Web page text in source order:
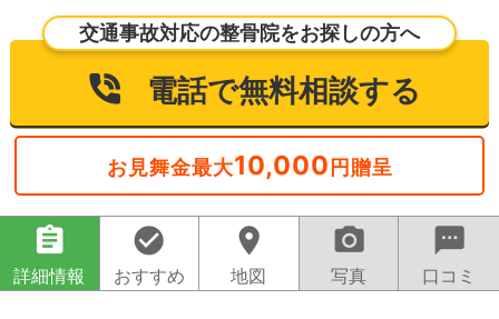
交通事故対応の整骨院をお探しの方へ
電話で無料相談する
お見舞金最大10,000 円贈呈
assignment
詳細情報
check_circle
おすすめ
location_on
地図
camera_alt
写真
sms
口コミ